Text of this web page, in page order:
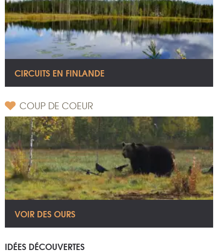
CIRCUITS EN FINLANDE
COUP DE COEUR
VOIR DES OURS
IDÉES DÉCOUVERTES